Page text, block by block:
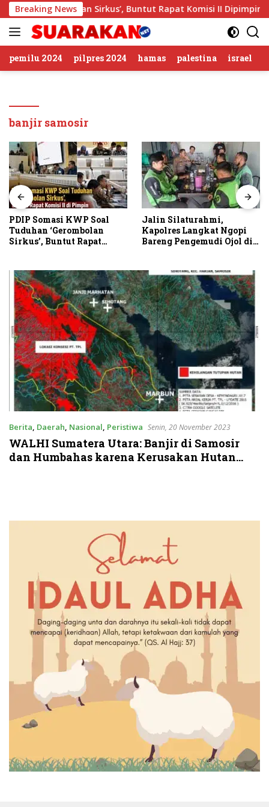
Langsung
ke
konten
Breaking News
‘Gerombolan Sirkus’, Buntut Rapat Komisi II Dipimpin
pemilu 2024 pilpres 2024 hamas palestina israel
banjir samosir
PDIP Somasi KWP Soal
Tuduhan ‘Gerombolan
Sirkus’, Buntut Rapat
Jalin Silaturahmi,
Kapolres Langkat Ngopi
Bareng Pengemudi Ojol di
Berita, Daerah, Nasional, Peristiwa Senin, 20 November 2023
WALHI Sumatera Utara: Banjir di Samosir
dan Humbahas karena Kerusakan Hutan